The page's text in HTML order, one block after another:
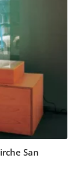
San